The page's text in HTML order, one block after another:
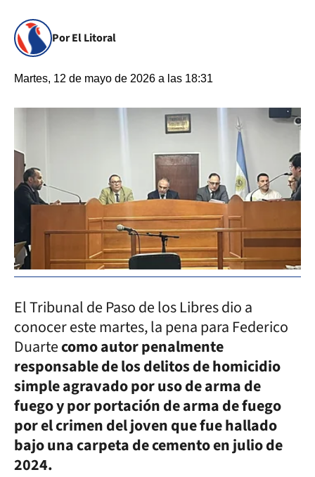
Por El Litoral
Martes, 12 de mayo de 2026 a las 18:31
El Tribunal de Paso de los Libres dio a
conocer este martes, la pena para Federico
Duartecomo autor penalmente
responsable de los delitos de homicidio
simple agravado por uso de arma de
fuego y por portación de arma de fuego
por el crimen del joven que fue hallado
bajo una carpeta de cemento en julio de
2024.